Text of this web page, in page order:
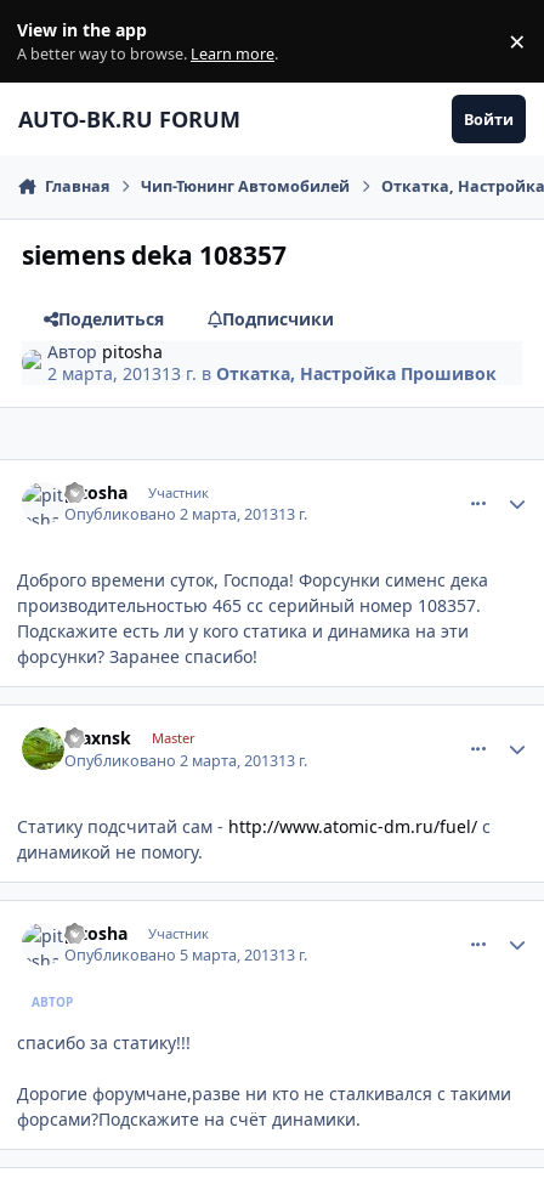
View in the app
A better way to browse. Learn more. ×
AUTO-BK.RU FORUM Войти
Главная Чип-Тюнинг Автомобилей Откатка,
siemens deka 108357
Поделиться
Подписчики
Автор pitosha
2 марта, 201313 г. вОткатка, Настройка Прошивок
pitosha Участник
Опубликовано2 марта, 201313 г.
Доброго времени суток, Господа! Форсунки сименс дека
производительностью 465 сс серийный номер 108357.
Подскажите есть ли у кого статика и динамика на эти
форсунки? Заранее спасибо!
maxnsk Master
Опубликовано2 марта, 201313 г.
Статику подсчитай сам - http://www.atomic-dm.ru/fuel/ с
динамикой не помогу.
pitosha Участник
Опубликовано 5 марта, 201313 г.
АВТОР
спасибо за статику!!!
Дорогие форумчане,разве ни кто не сталкивался с такими
форсами?Подскажите на счёт динамики.